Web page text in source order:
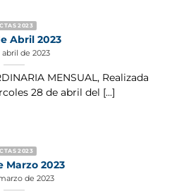
2023
Abril 2023
abril de 2023
MENSUAL, Realizada
28 de abril del [...]
2023
Marzo 2023
de 2023